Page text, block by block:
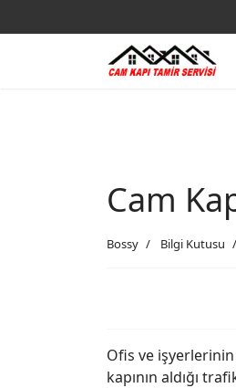
Cam
Bossy Bilgi Kutusu
Ofis ve işyerlerinin
kapının aldığı